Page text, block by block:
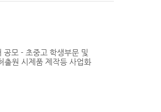
모 - 초중고 학생부문 및
출원 시제품 제작등 사업화